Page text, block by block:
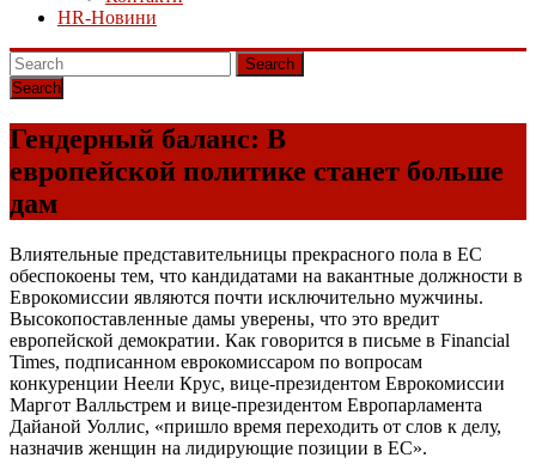
HR-Новини
Search
Гендерный баланс: В
европейской политике станет больше
дам
Влиятельные представительницы прекрасного пола в ЕС
обеспокоены тем, что кандидатами на вакантные должности в
Еврокомиссии являются почти исключительно мужчины.
Высокопоставленные дамы уверены, что это вредит
европейской демократии. Как говорится в письме в Financial
Times, подписанном еврокомиссаром по вопросам
конкуренции Неели Крус, вице-президентом Еврокомиссии
Маргот Валльстрем и вице-президентом Европарламента
Дайаной Уоллис, «пришло время переходить от слов к делу,
назначив женщин на лидирующие позиции в ЕС».